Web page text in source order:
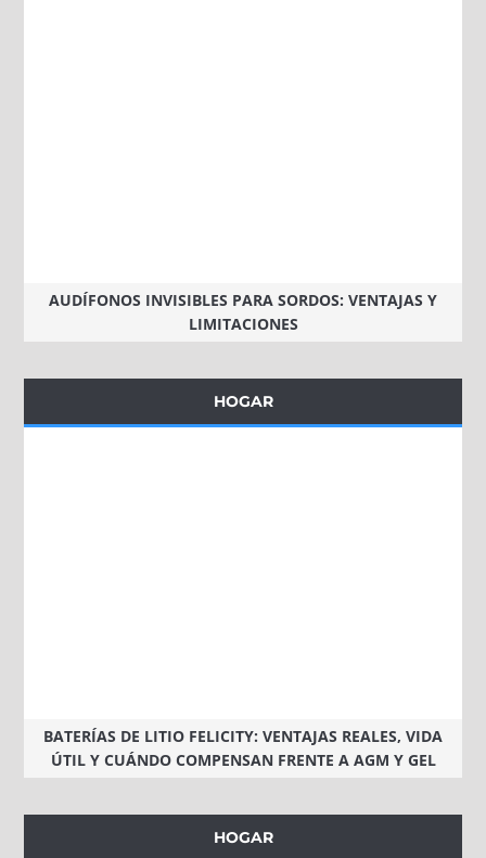
AUDÍFONOS INVISIBLES PARA SORDOS: VENTAJAS Y
LIMITACIONES
HOGAR
BATERÍAS DE LITIO FELICITY: VENTAJAS REALES, VIDA
ÚTIL Y CUÁNDO COMPENSAN FRENTE A AGM Y GEL
HOGAR